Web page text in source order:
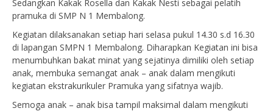
Sedangkan Kakak Rosella dan Kakak Nesti sebagai pelatih
pramuka di SMP N 1 Membalong.
Kegiatan dilaksanakan setiap hari selasa pukul 14.30 s.d 16.30
di lapangan SMPN 1 Membalong. Diharapkan Kegiatan ini bisa
menumbuhkan bakat minat yang sejatinya dimiliki oleh setiap
anak, membuka semangat anak – anak dalam mengikuti
kegiatan ekstrakurikuler Pramuka yang sifatnya wajib.
Semoga anak – anak bisa tampil maksimal dalam mengikuti